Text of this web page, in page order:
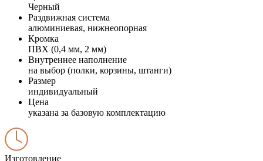
Черный
Раздвижная система
алюминиевая, нижнеопорная
Кромка
ПВХ (0,4 мм, 2 мм)
Внутреннее наполнение
на выбор (полки, корзины, штанги)
Размер
индивидуальный
Цена
указана за базовую комплектацию
Изготовление